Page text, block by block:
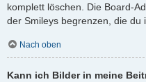
komplett löschen. Die Board-
der Smileys begrenzen, die du
Nach oben
Kann ich Bilder in meine